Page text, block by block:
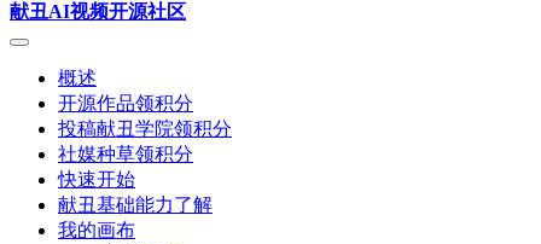
献丑AI视频开源社区
概述
开源作品领积分
投稿献丑学院领积分
社媒种草领积分
快速开始
献丑基础能力了解
我的画布